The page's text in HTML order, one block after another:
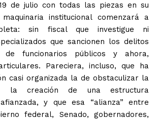
de julio con todas las piezas en su
institucional comenzará a
sin fiscal que investigue ni
que sancionen los delitos
de funcionarios públicos y ahora,
Pareciera, incluso, que ha
casi organizada la de obstaculizar la
la creación de una estructura
y que esa “alianza” entre
federal, Senado, gobernadores,